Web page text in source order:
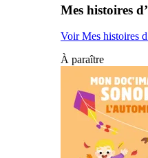
Mes histoires
Voir Mes histoires
À paraître